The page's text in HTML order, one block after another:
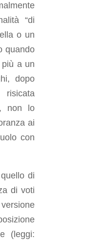
“di
o un
quando
a un
dopo
non lo
ai
con
di
di voti
(leggi: